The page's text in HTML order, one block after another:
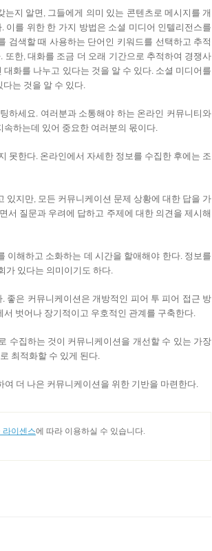
는지 알면 , 그들에게 의미 있는 콘텐츠로 메시지를 개
. 이를 위한 한 가지 방법은 소셜 미디어 인텔리전스를
검색할 때 사용하는 단어인 키워드를 선택하고 추적
. 또한, 대화를 조금 더 오래 기간으로 추적하여 경쟁사
대화를 나누고 있다는 것을 알 수 있다. 소셜 미디어를
다는 것을 알 수 있다.
하세요 . 여러분과 소통해야 하는 온라인 커뮤니티와
속하는데 있어 중요한 여러분의 몫이다.
못한다. 온라인에서 자세한 정보를 수집한 후에는 조
있지만, 모든 커뮤니케이션 문제 상황에 대한 답을 가
서 질문과 우려에 답하고 주제에 대한 의견을 제시해
이해하고 소화하는 데 시간을 할애해야 한다. 정보를
가 있다는 의미이기도 하다.
. 좋은 커뮤니케이션은 개방적인 피어 투 피어 접근 방
서 벗어나 장기적이고 우호적인 관계를 구축한다.
수집하는 것이 커뮤니케이션을 개선할 수 있는 가장
최적화할 수 있게 된다.
여 더 나은 커뮤니케이션을 위한 기반을 마련한다.
라이센스에 따라 이용하실 수 있습니다.